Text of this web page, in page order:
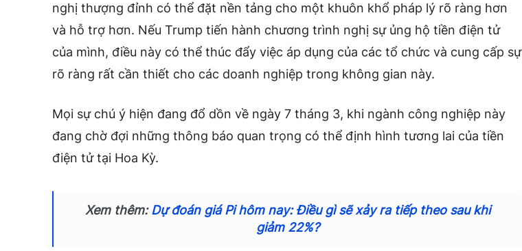
nghị thượng đỉnh có thể đặt nền tảng cho một khuôn khổ pháp lý rõ ràng hơn
và hỗ trợ hơn. Nếu Trump tiến hành chương trình nghị sự ủng hộ tiền điện tử
của mình, điều này có thể thúc đẩy việc áp dụng của các tổ chức và cung cấp sự
rõ ràng rất cần thiết cho các doanh nghiệp trong không gian này.
Mọi sự chú ý hiện đang đổ dồn về ngày 7 tháng 3, khi ngành công nghiệp này
đang chờ đợi những thông báo quan trọng có thể định hình tương lai của tiền
điện tử tại Hoa Kỳ.
Xem thêm:Dự đoán giá Pi hôm nay: Điều gì sẽ xảy ra tiếp theo sau khi
giảm 22%?